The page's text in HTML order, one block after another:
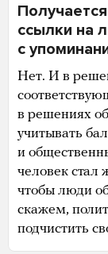
ссылки на
с
Нет. И в
в решениях
учитывать
и
человек стал
чтобы люди
скажем,
подчистить